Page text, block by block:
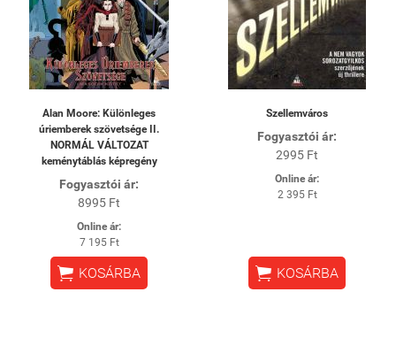
Alan Moore: Különleges
úriemberek szövetsége II.
NORMÁL VÁLTOZAT
keménytáblás képregény
Fogyasztói ár:
8995 Ft
Online ár:
7 195 Ft
 KOSÁRBA
Szellemváros
Fogyasztói ár:
2995 Ft
Online ár:
2 395 Ft
 KOSÁRBA